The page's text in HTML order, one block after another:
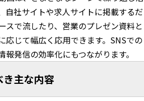
自社サイトや求人サイトに掲載するだ
スで流したり、営業のプレゼン資料と
応じて幅広く応用できます。SNSでの
発信の効率化にもつながります。
主な内容